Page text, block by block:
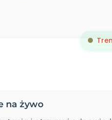
na żywo